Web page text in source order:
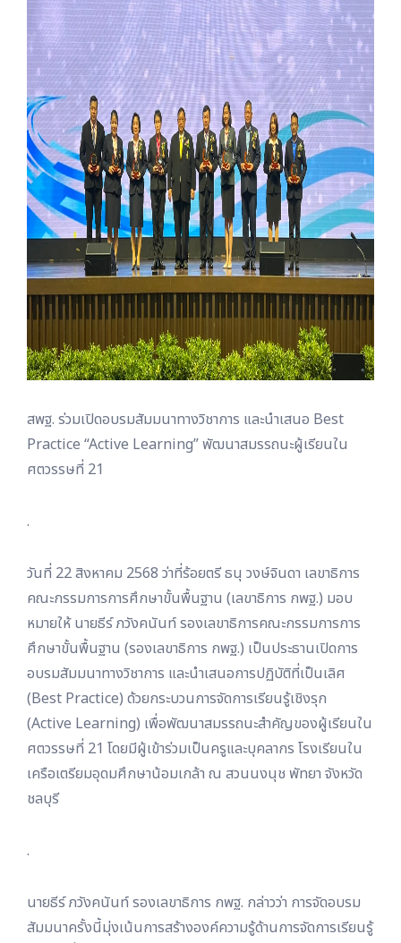
สพฐ. ร่วมเปิดอบรมสัมมนาทางวิชาการ และนำเสนอ Best
Practice “Active Learning” พัฒนาสมรรถนะผู้เรียนใน
ศตวรรษที่ 21
.
วันที่ 22 สิงหาคม 2568 ว่าที่ร้อยตรี ธนุ วงษ์จินดา เลขาธิการ
คณะกรรมการการศึกษาขั้นพื้นฐาน (เลขาธิการ กพฐ.) มอบ
หมายให้ นายธีร์ ภวังคนันท์ รองเลขาธิการคณะกรรมการการ
ศึกษาขั้นพื้นฐาน (รองเลขาธิการ กพฐ.) เป็นประธานเปิดการ
อบรมสัมมนาทางวิชาการ และนำเสนอการปฏิบัติที่เป็นเลิศ
(Best Practice) ด้วยกระบวนการจัดการเรียนรู้เชิงรุก
(Active Learning) เพื่อพัฒนาสมรรถนะสำคัญของผู้เรียนใน
ศตวรรษที่ 21 โดยมีผู้เข้าร่วมเป็นครูและบุคลากร โรงเรียนใน
เครือเตรียมอุดมศึกษาน้อมเกล้า ณ สวนนงนุช พัทยา จังหวัด
ชลบุรี
.
นายธีร์ ภวังคนันท์ รองเลขาธิการ กพฐ. กล่าวว่า การจัดอบรม
สัมมนาครั้งนี้มุ่งเน้นการสร้างองค์ความรู้ด้านการจัดการเรียนรู้